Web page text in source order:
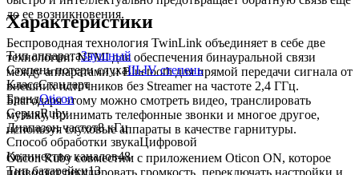
до ее возникновения.
Беспроводная технология TwinLink объединяет в себе две
технологии: NFMI для обеспечения бинауральной связи
между аппаратами и Bluetooth для прямой передачи сигнала от
внешних источников без Streamer на частоте 2,4 ГГц.
Благодаря этому можно смотреть видео, транслировать
музыку, принимать телефонные звонки и многое другое,
используя слуховые аппараты в качестве гарнитуры.
Oticon Ruby совместим с приложением Oticon ON, которое
Характеристики
Тип аппаратаЗаушный
Степень потери слухаIII-IV степень
КлассСтандарт
БрендOticon
СерияRuby
Диапазон частот8 кГц
Способ обработки звукаЦифровой
Количество каналов48
Тип батарейки13